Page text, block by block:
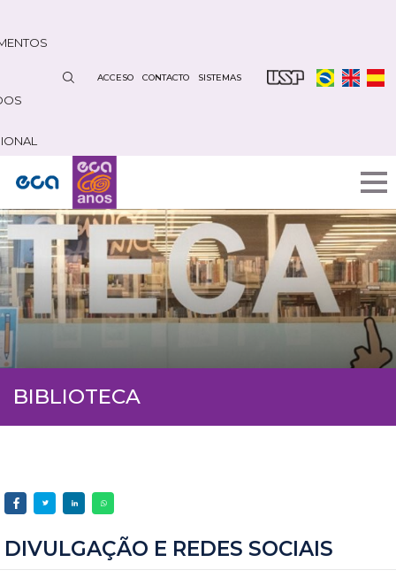
contenido
ACCESO CONTACTO SISTEMAS
BIBLIOTECA
DIVULGAÇÃO E REDES SOCIAIS